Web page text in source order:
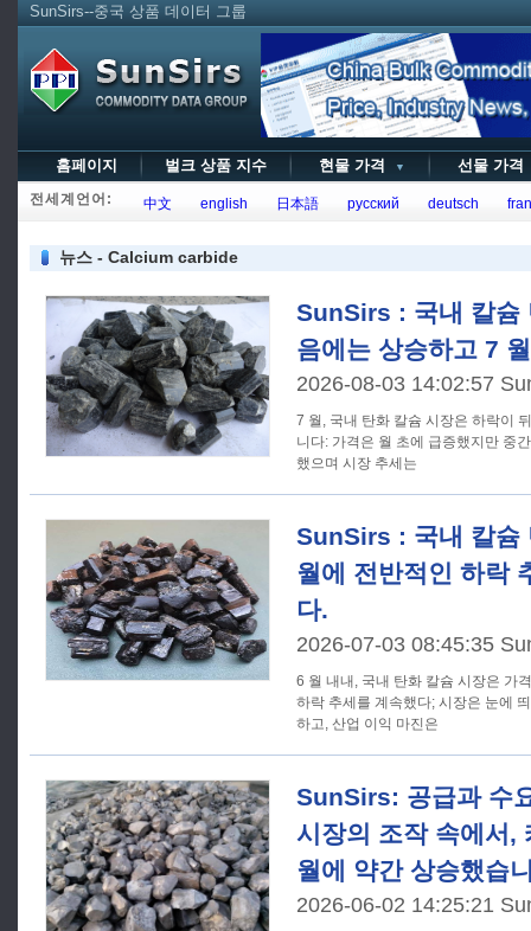
SunSirs--중국 상품 데이터 그룹
홈페이지 벌크 상품 지수 현물 가격 ▼ 선물 가
전세계언어: 中文 english 日本語 русский deutsch
뉴스 - Calcium carbide
SunSirs : 국내 칼슘
음에는 상승하고 7
2026-08-03 14:02:57
7 월, 국내 탄화 칼슘 시장은 하락이
니다: 가격은 월 초에 급증했지만 중
했으며 시장 추세는
SunSirs : 국내 칼슘
월에 전반적인 하락
다.
2026-07-03 08:45:35
6 월 내내, 국내 탄화 칼슘 시장은 가
하락 추세를 계속했다; 시장은 눈에
하고, 산업 이익 마진은
SunSirs: 공급과 수
시장의 조작 속에서,
월에 약간 상승했습
2026-06-02 14:25:21